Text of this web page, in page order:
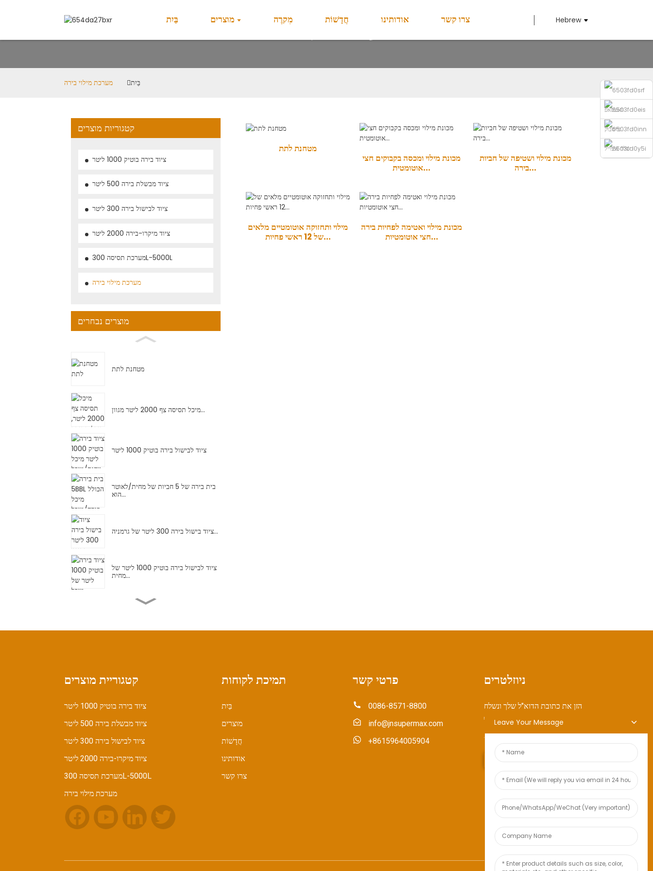
בַּיִת מוצרים מִקרֶה חֲדָשׁוֹת אודותינו צרו קשר Hebrew
וואטסאפ
פייסבוק
שלח אימייל
בַּיִת מערכת מילוי בירה
קטגוריות מוצרים
ציוד בירה בוטיק 1000 ליטר
ציוד מבשלת בירה 500 ליטר
ציוד לבישול בירה 300 ליטר
ציוד מיקרו-בירה 2000 ליטר
מערכת תסיסה 300L-5000L
מערכת מילוי בירה
מוצרים נבחרים
מטחנת לתת
מיכל תסיסה צף 2000 ליטר מגוון...
ציוד לבישול בירה בוטיק 1000 ליטר
בית בירה של 5 חביות של מחית/לאוטר
הוא...
ציוד בישול בירה 300 ליטר של גרמניה...
ציוד לבישול בירה בוטיק 1000 ליטר של
מחית...
מתקן תסיסה חרוטי בעל דופן כפולה של
אוטומטית...
מטחנת לתת
מכונת מילוי ומכסה בקבוקים חצי
אוטומטית...
מכונת מילוי ושטיפה של חביות
בירה...
מילוי ותחזוקה אוטומטיים מלאים
של 12 ראשי פחיות...
מכונת מילוי ואטימה לפחיות בירה
חצי אוטומטיות...
קטגוריית מוצרים
ציוד בירה בוטיק 1000 ליטר
ציוד מבשלת בירה 500 ליטר
ציוד לבישול בירה 300 ליטר
ציוד מיקרו-בירה 2000 ליטר
מערכת תסיסה 300L-5000L
מערכת מילוי בירה
תמיכת לקוחות
בַּיִת
מוצרים
חֲדָשׁוֹת
אודותינו
צרו קשר
פרטי קשר
0086-8571-8800
info@jnsupermax.com
‎+8615964005904
ניוזלטרים
הזן את כתובת הדוא"ל שלך ונשלח
לך את המידע העדכני ביותר על
תוכניות.
שלח פנייה
Leave Your Message